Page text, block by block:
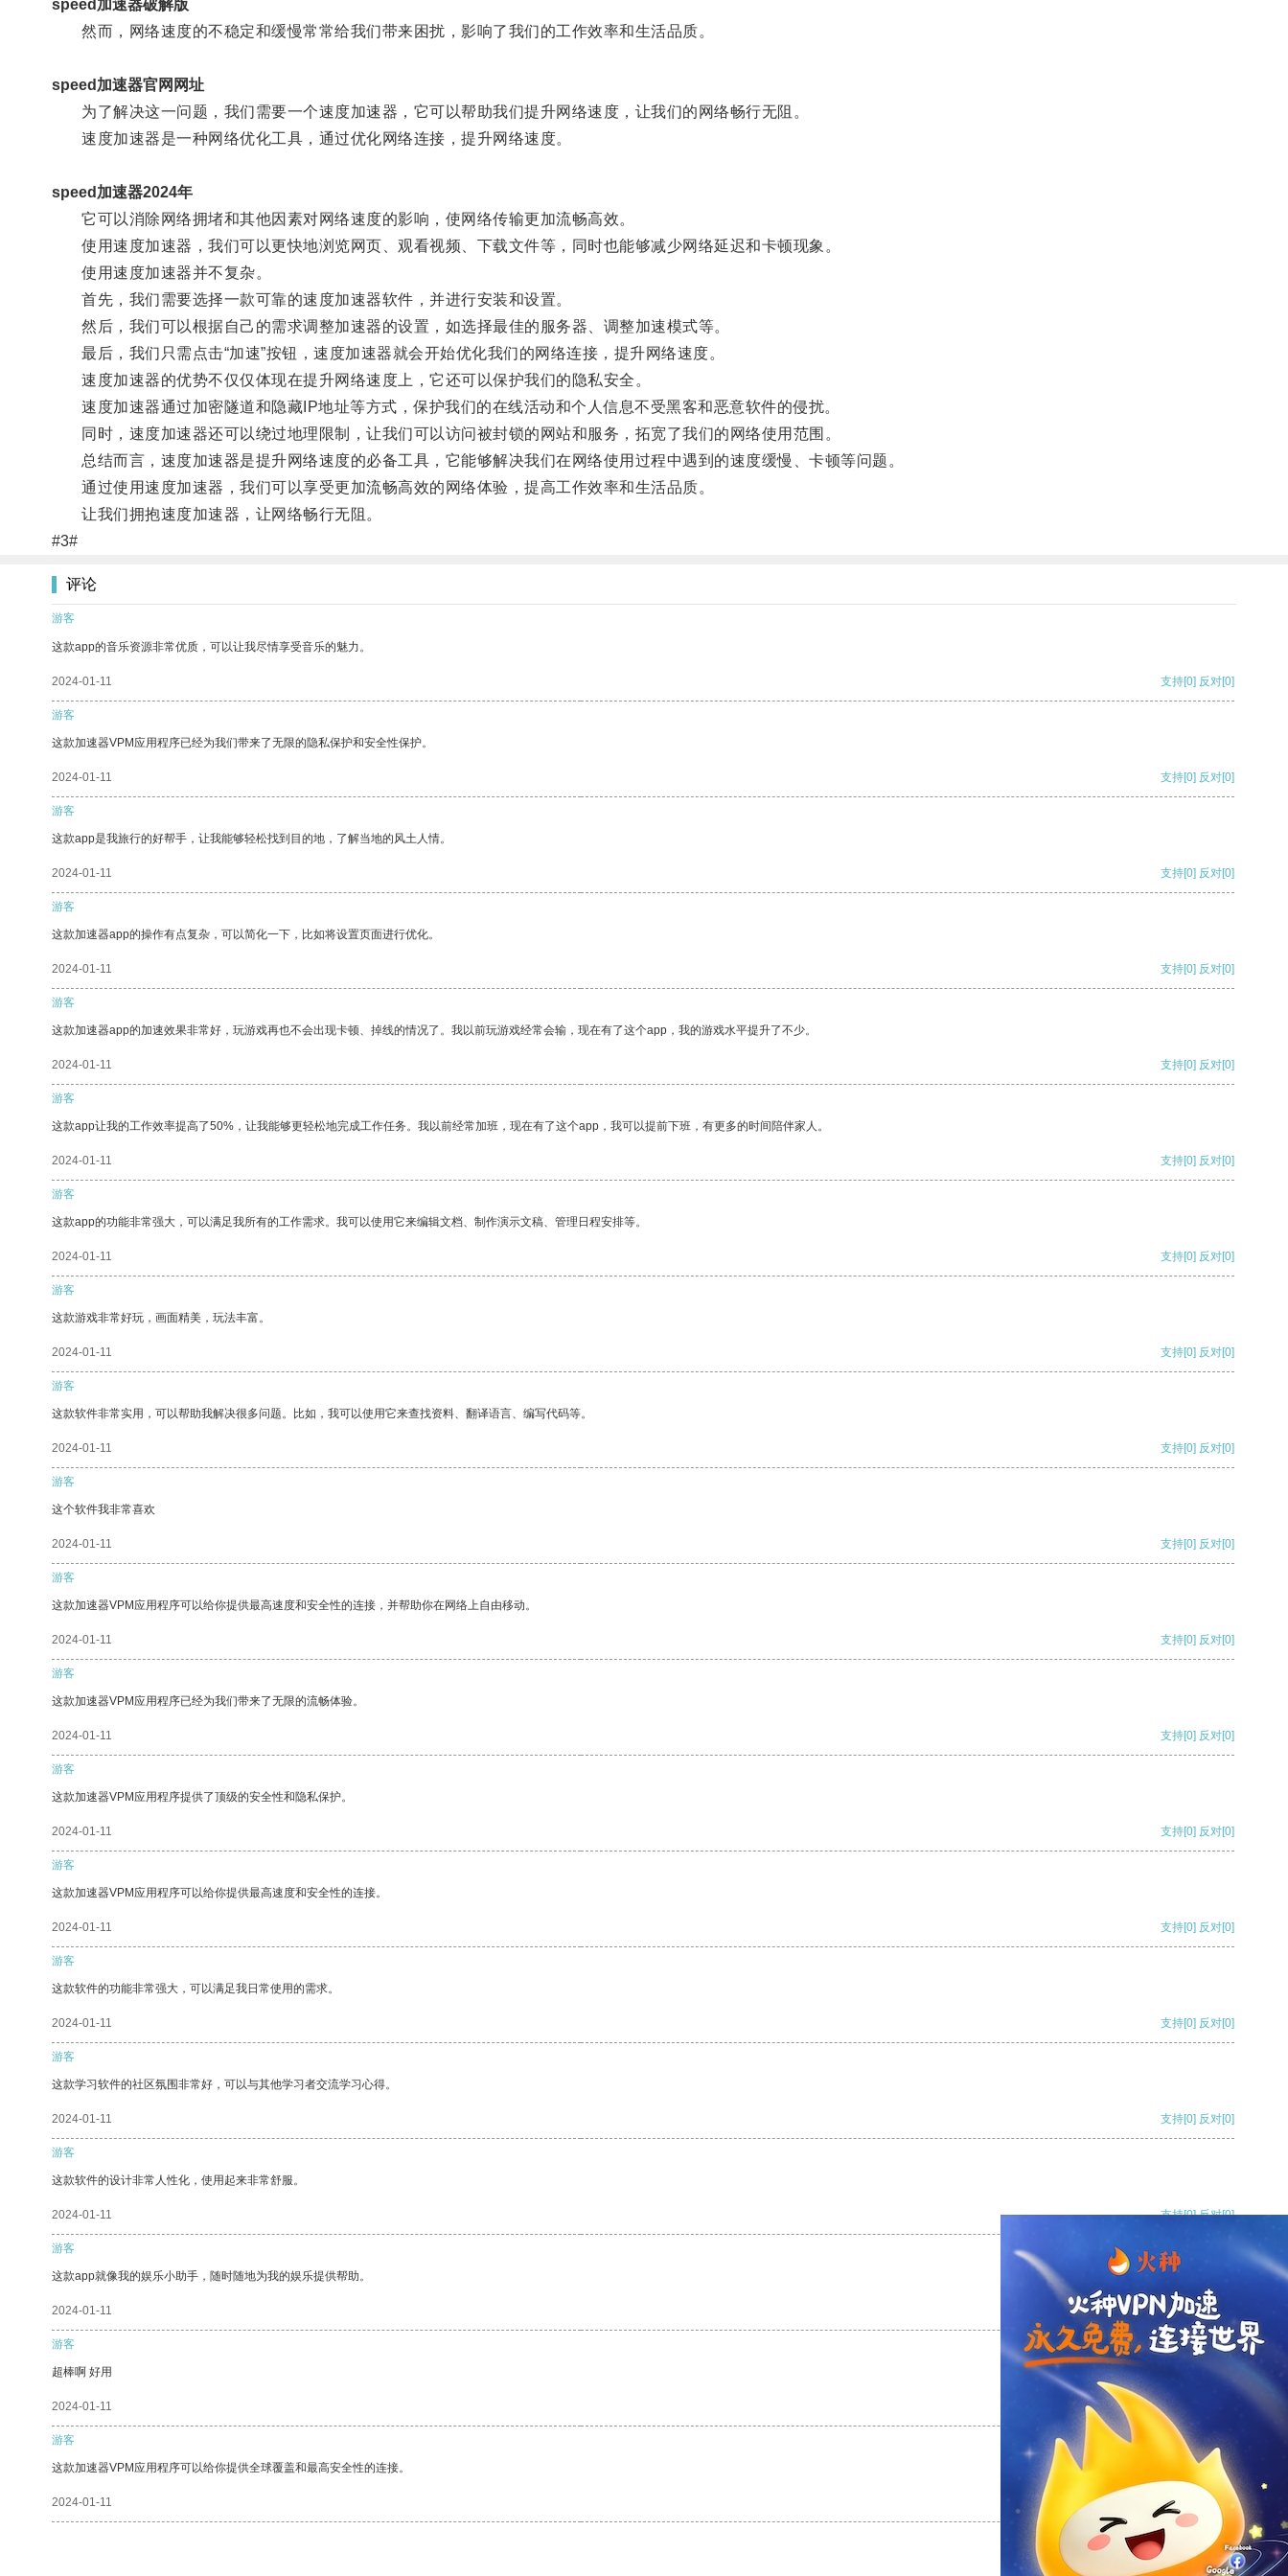
speed加速器破解版
然而，网络速度的不稳定和缓慢常常给我们带来困扰，影响了我们的工作效率和生活品质。
speed加速器官网网址
为了解决这一问题，我们需要一个速度加速器，它可以帮助我们提升网络速度，让我们的网络畅行无阻。
速度加速器是一种网络优化工具，通过优化网络连接，提升网络速度。
speed加速器2024年
它可以消除网络拥堵和其他因素对网络速度的影响，使网络传输更加流畅高效。
使用速度加速器，我们可以更快地浏览网页、观看视频、下载文件等，同时也能够减少网络延迟和卡顿现象。
使用速度加速器并不复杂。
首先，我们需要选择一款可靠的速度加速器软件，并进行安装和设置。
然后，我们可以根据自己的需求调整加速器的设置，如选择最佳的服务器、调整加速模式等。
最后，我们只需点击“加速”按钮，速度加速器就会开始优化我们的网络连接，提升网络速度。
速度加速器的优势不仅仅体现在提升网络速度上，它还可以保护我们的隐私安全。
速度加速器通过加密隧道和隐藏IP地址等方式，保护我们的在线活动和个人信息不受黑客和恶意软件的侵扰。
同时，速度加速器还可以绕过地理限制，让我们可以访问被封锁的网站和服务，拓宽了我们的网络使用范围。
总结而言，速度加速器是提升网络速度的必备工具，它能够解决我们在网络使用过程中遇到的速度缓慢、卡顿等问题。
通过使用速度加速器，我们可以享受更加流畅高效的网络体验，提高工作效率和生活品质。
让我们拥抱速度加速器，让网络畅行无阻。
#3#
评论
游客
这款app的音乐资源非常优质，可以让我尽情享受音乐的魅力。
2024-01-11 支持[0] 反对[0]
游客
这款加速器VPM应用程序已经为我们带来了无限的隐私保护和安全性保护。
2024-01-11 支持[0] 反对[0]
游客
这款app是我旅行的好帮手，让我能够轻松找到目的地，了解当地的风土人情。
2024-01-11 支持[0] 反对[0]
游客
这款加速器app的操作有点复杂，可以简化一下，比如将设置页面进行优化。
2024-01-11 支持[0] 反对[0]
游客
这款加速器app的加速效果非常好，玩游戏再也不会出现卡顿、掉线的情况了。我以前玩游戏经常会输，现在有了这个app，我的游戏水平提升了不少。
2024-01-11 支持[0] 反对[0]
游客
这款app让我的工作效率提高了50%，让我能够更轻松地完成工作任务。我以前经常加班，现在有了这个app，我可以提前下班，有更多的时间陪伴家人。
2024-01-11 支持[0] 反对[0]
游客
这款app的功能非常强大，可以满足我所有的工作需求。我可以使用它来编辑文档、制作演示文稿、管理日程安排等。
2024-01-11 支持[0] 反对[0]
游客
这款游戏非常好玩，画面精美，玩法丰富。
2024-01-11 支持[0] 反对[0]
游客
这款软件非常实用，可以帮助我解决很多问题。比如，我可以使用它来查找资料、翻译语言、编写代码等。
2024-01-11 支持[0] 反对[0]
游客
这个软件我非常喜欢
2024-01-11 支持[0] 反对[0]
游客
这款加速器VPM应用程序可以给你提供最高速度和安全性的连接，并帮助你在网络上自由移动。
2024-01-11 支持[0] 反对[0]
游客
这款加速器VPM应用程序已经为我们带来了无限的流畅体验。
2024-01-11 支持[0] 反对[0]
游客
这款加速器VPM应用程序提供了顶级的安全性和隐私保护。
2024-01-11 支持[0] 反对[0]
游客
这款加速器VPM应用程序可以给你提供最高速度和安全性的连接。
2024-01-11 支持[0] 反对[0]
游客
这款软件的功能非常强大，可以满足我日常使用的需求。
2024-01-11 支持[0] 反对[0]
游客
这款学习软件的社区氛围非常好，可以与其他学习者交流学习心得。
2024-01-11 支持[0] 反对[0]
游客
这款软件的设计非常人性化，使用起来非常舒服。
2024-01-11 支持[0] 反对[0]
游客
这款app就像我的娱乐小助手，随时随地为我的娱乐提供帮助。
2024-01-11 支持[0] 反对
游客
超棒啊 好用
2024-01-11 支持
游客
这款加速器VPM应用程序可以给你提供全球覆盖和最高安全性的连接。
2024-01-11 支持 反对 [0]